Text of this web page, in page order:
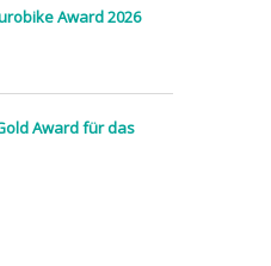
Award 2026
Award für das